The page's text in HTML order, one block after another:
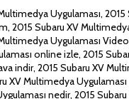
Uygulaması,
2015 Subaru XV
Uygulaması
online izle, 2015
indir, 2015 Subaru XV
XV Multimedya Uygulaması
nedir, 2015